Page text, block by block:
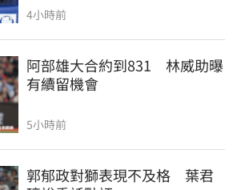
4小時前
阿部雄大合約到831　林威助曝
有續留機會
5小時前
郭郁政對獅表現不及格　葉君